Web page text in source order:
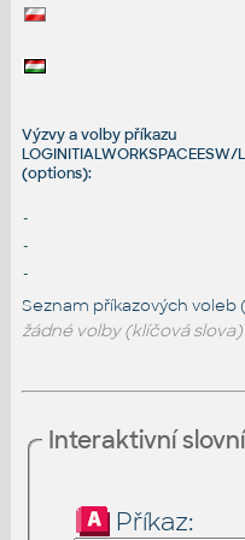
Výzvy a volby příkazu
(options):
-
-
-
Seznam příkazových voleb
žádné volby (klíčová slova)
Interaktivní
Příkaz: